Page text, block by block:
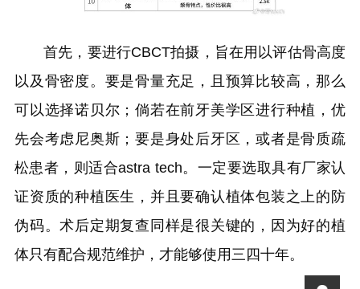
首先，要进行CBCT拍摄，旨在用以评估骨高度
以及骨密度。要是骨量充足，且预算比较高，那么
可以选择诺贝尔；倘若在前牙美学区进行种植，优
先会考虑尼奥斯；要是身处后牙区，或者是骨质疏
松患者，则适合astra tech。一定要选取具有厂家认
证资质的种植医生，并且要确认植体包装之上的防
伪码。术后定期复查同样是很关键的，因为好的植
体只有配合规范维护，才能够使用三四十年。